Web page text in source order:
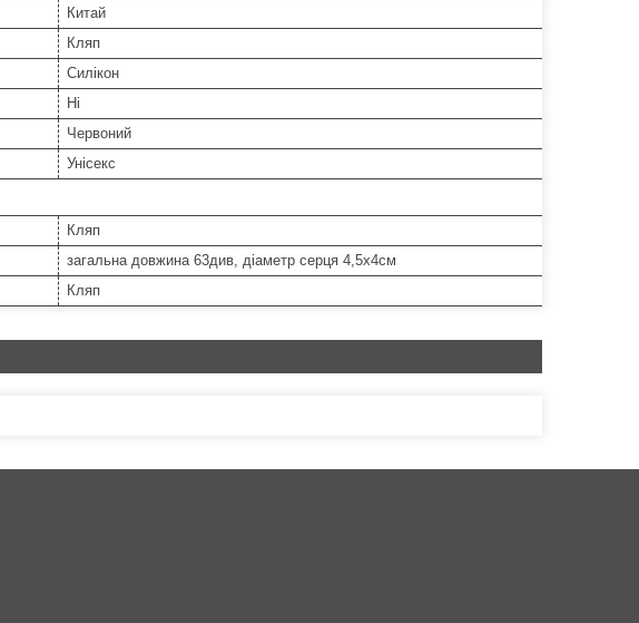
Китай
Кляп
Силікон
Ні
Червоний
Унісекс
Кляп
загальна довжина 63див, діаметр серця 4,5х4см
Кляп